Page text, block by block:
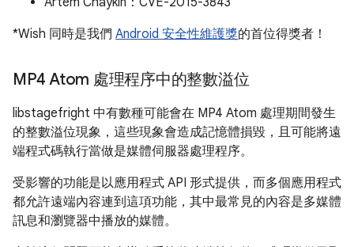
*Wish 同時是我們 Android 安全性維護獎的首位得獎者！
MP4 Atom 處理程序中的整數溢位
libstagefright 中有數種可能會在 MP4 Atom 處理期間發生
的整數溢位現象，這些現象會造成記憶體損毀，且可能將遠
端程式碼執行當做是媒體伺服器處理程序。
受影響的功能是以應用程式 API 形式提供，而多個應用程式
都允許遠端內容連到這項功能，其中最常見的內容是多媒體
訊息和瀏覽器中播放的媒體。